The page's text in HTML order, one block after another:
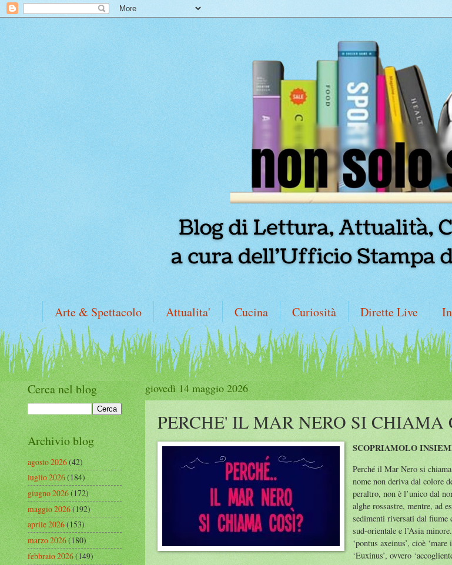
Arte & Spettacolo Attualita' Cucina Curiosità Dirette Live
giovedì 14 maggio 2026
PERCHE' IL MAR NERO SI CHIAMA
SCOPRIAMOLO
Perché il Mar Nero si
nome non deriva dal colore
peraltro, non è l’unico dal
alghe rossastre, mentre, ad
sedimenti riversati dal fiume
sud-orientale e l’Asia
‘pontus axeinus’, cioè
‘Euxinus’, ovvero
Cerca nel blog
Archivio blog
agosto 2026(42)
luglio 2026(184)
giugno 2026(172)
maggio 2026(192)
aprile 2026(153)
marzo 2026(180)
febbraio 2026(149)